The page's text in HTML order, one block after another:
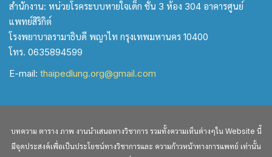
สำนักงาน: หน่วยโรคระบบหายใจเด็ก ชั้น 3 ห้อง 304 อาคารศูนย์
แพทย์สิริกิต์
โรงพยาบาลรามาธิบดี พญาไท กรุงเทพมหานคร 10400
โทร. 0635894599
E-mail: thaipedlung.org@gmail.com
บทความ ตาราง ภาพ งานนำเสนอทางวิชาการ รวมทั้งความเห็นต่างๆใน Website นี้
มีจุดประสงค์เพื่อเป็นประโยชน์ทางวิชาการและ ความก้าวหน้าทางการแพทย์ เท่านั้น